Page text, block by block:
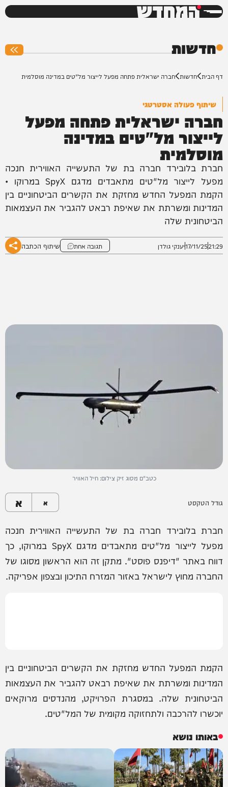
המחדש
חדשות
דף הבית חדשות חברה ישראלית פתחה מפעל לייצור מל"טים במדינה מוסלמית
שיתוף פעולה אסטרטגי
חברה ישראלית פתחה מפעל
לייצור מל"טים במדינה
מוסלמית
חברת בלובירד חברה בת של התעשייה האווירית חנכה
מפעל לייצור מל"טים מתאבדים מדגם SpyX במרוקו •
הקמת המפעל החדש מחזקת את הקשרים הביטחוניים בין
המדינות ומשרתת את שאיפת רבאט להגביר את העצמאות
הביטחונית שלה
21:29
17/11/25יענקי גולדן תגובה אחת שיתוף הכתבה
כטב"ם מסוג זיק צילום: חיל האוויר
גודל הטקסט א א
חברת בלובירד חברה בת של התעשייה האווירית חנכה
מפעל לייצור מל"טים מתאבדים מדגם SpyX במרוקו, כך
דווח באתר "דיפנס פוסט". מתקן זה הוא הראשון מסוגו של
החברה מחוץ לישראל באזור המזרח התיכון ובצפון אפריקה.
הקמת המפעל החדש מחזקת את הקשרים הביטחוניים בין
המדינות ומשרתת את שאיפת רבאט להגביר את העצמאות
הביטחונית שלה. במסגרת הפרויקט, מהנדסים מרוקאים
יוכשרו להרכבה ולתחזוקה מקומית של המל"טים.
באותו נושא